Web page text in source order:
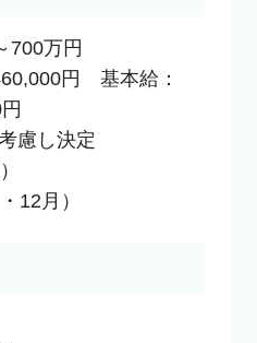
700万円
円　基本給：
慮し決定
12月）